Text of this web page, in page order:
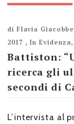
di Flavia Giacobbe
2017 ,In Evidenza,
Battiston:
ricerca gli
secondi di
L’intervista al